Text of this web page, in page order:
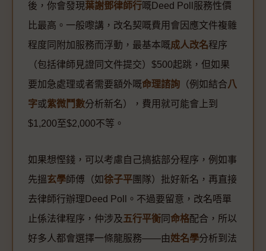
後，你會發現葉謝鄧律師行嘅Deed Poll服務性價
比最高。一般嚟講，改名契嘅費用會因應文件複雜
程度同附加服務而浮動，最基本嘅成人改名程序
（包括律師見證同文件提交）$500起跳，但如果
要加急處理或者需要額外嘅命理諮詢 （例如結合八
字或紫微鬥數分析新名），費用就可能會上到
$1,200至$2,000不等。
如果想慳錢，可以考慮自己搞掂部分程序，例如事
先搵玄學師傅（如徐子平團隊）批好新名，再直接
去律師行辦理Deed Poll。不過要留意，改名唔單
止係法律程序，仲涉及五行平衡 同 命格配合，所以
好多人都會選擇一條龍服務——由姓名學分析到法